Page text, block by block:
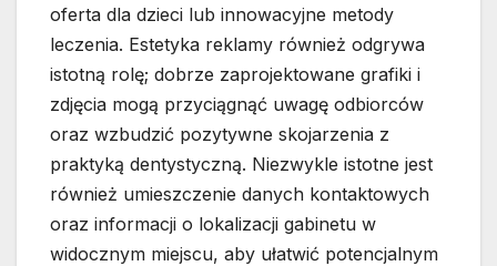
oferta dla dzieci lub innowacyjne metody
leczenia. Estetyka reklamy również odgrywa
istotną rolę; dobrze zaprojektowane grafiki i
zdjęcia mogą przyciągnąć uwagę odbiorców
oraz wzbudzić pozytywne skojarzenia z
praktyką dentystyczną. Niezwykle istotne jest
również umieszczenie danych kontaktowych
oraz informacji o lokalizacji gabinetu w
widocznym miejscu, aby ułatwić potencjalnym